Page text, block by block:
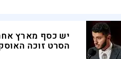
יש כסף מארץ
הסרט זוכה